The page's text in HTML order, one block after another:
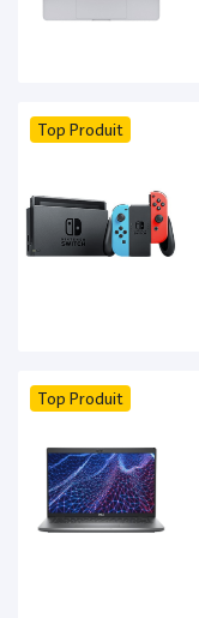
Top Produit
Top Produit